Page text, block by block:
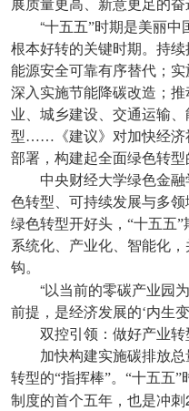
展质量更高、新意更足的奋
“十五五”时期是美丽中
根本好转的关键时期。持
能源安全可靠有序替代；实
深入实施节能降碳改造；
业、城乡建设、交通运输
型……《建议》对加快经济
部署，构建起全面绿色转型
中央财经大学绿色金
色转型、可持续发展与多
绿色转型开好头，“十五五
系统化、产业化、智能化
钩。
“以当前的零碳产业园
前提，是经济发展的‘内生变
双控引领：做好产业转
加快构建实施碳排放
转型的“指挥棒”。“十五五
制度的首个五年，也是冲刺